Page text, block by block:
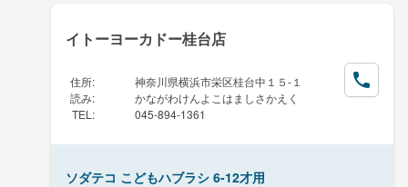
イトーヨーカドー桂台店
住所:
神奈川県横浜市栄区桂台中１５-１
読み:
かながわけんよこはましさかえく
TEL : 045-894-1361
ソダテコ こどもハブラシ 6-12才用